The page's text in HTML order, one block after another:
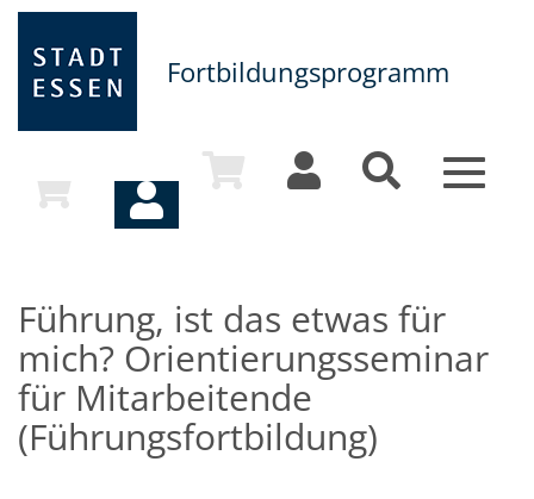
Fortbildungsprogramm
Toggle
Führung, ist das etwas für
mich? Orientierungsseminar
für Mitarbeitende
(Führungsfortbildung)